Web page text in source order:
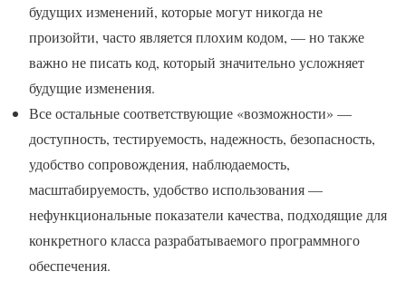
будущих изменений, которые могут никогда не
произойти, часто является плохим кодом, — но также
важно не писать код, который значительно усложняет
будущие изменения.
Все остальные соответствующие «возможности» —
доступность, тестируемость, надежность, безопасность,
удобство сопровождения, наблюдаемость,
масштабируемость, удобство использования —
нефункциональные показатели качества, подходящие для
конкретного класса разрабатываемого программного
обеспечения.